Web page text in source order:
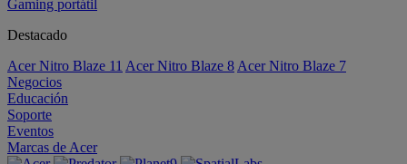
Gaming portátil
Destacado
Acer Nitro Blaze 11 Acer Nitro Blaze 8 Acer Nitro Blaze 7
Negocios
Educación
Soporte
Eventos
Marcas de Acer